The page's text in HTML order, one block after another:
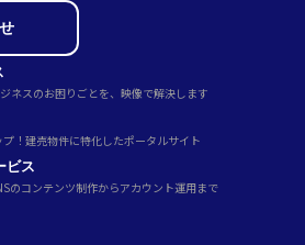
ネスのお困りごとを、映像で解決します
！建売物件に特化したポータルサイト
ビス
のコンテンツ制作からアカウント運用まで